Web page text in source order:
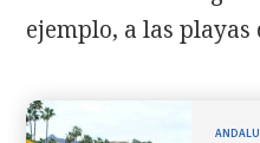
ejemplo, a las playas